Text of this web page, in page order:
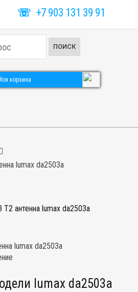
☏ +7 903 131 39 91
ПОИСК
корзина
lumax da2503a
T2 антенна lumax da2503a
lumax da2503a